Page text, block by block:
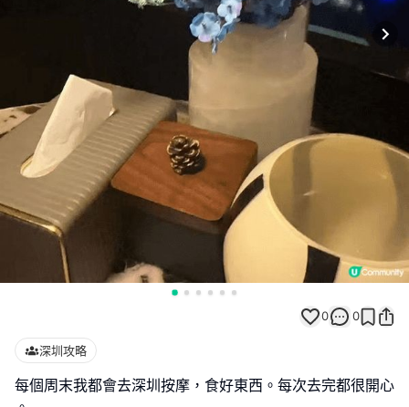
0 0
深圳攻略
每個周末我都會去深圳按摩，食好東西。每次去完都很開心